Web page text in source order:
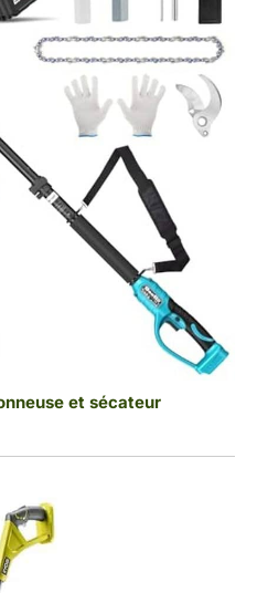
et sécateur